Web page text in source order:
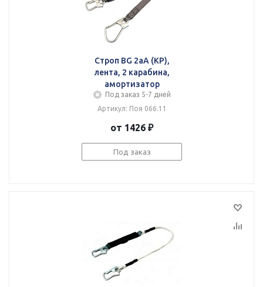
Строп BG 2аА (КР),
лента, 2 карабина,
амортизатор
Под заказ 5-7 дней
Артикул: Поя 066.11
от 1426 ₽
Под заказ